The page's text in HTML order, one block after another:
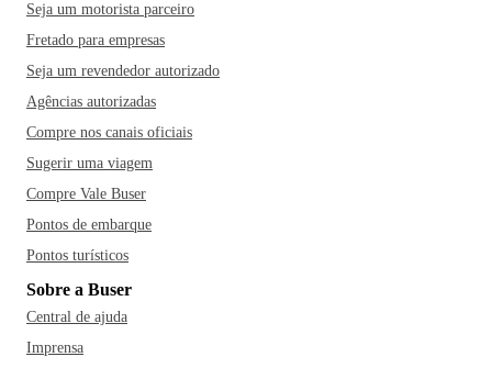
Seja um motorista parceiro
Fretado para empresas
Seja um revendedor autorizado
Agências autorizadas
Compre nos canais oficiais
Sugerir uma viagem
Compre Vale Buser
Pontos de embarque
Pontos turísticos
Sobre a Buser
Central de ajuda
Imprensa